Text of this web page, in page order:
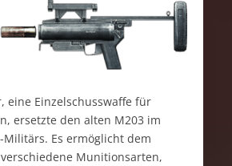
eine Einzelschusswaffe für
ersetzte den alten M203 im
Militärs. Es ermöglicht dem
Munitionsarten,